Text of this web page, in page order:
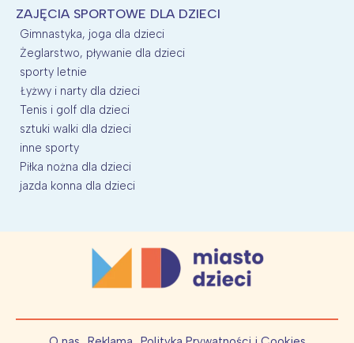
ZAJĘCIA SPORTOWE DLA DZIECI
Gimnastyka, joga dla dzieci
Żeglarstwo, pływanie dla dzieci
sporty letnie
Łyżwy i narty dla dzieci
Tenis i golf dla dzieci
sztuki walki dla dzieci
inne sporty
Piłka nożna dla dzieci
jazda konna dla dzieci